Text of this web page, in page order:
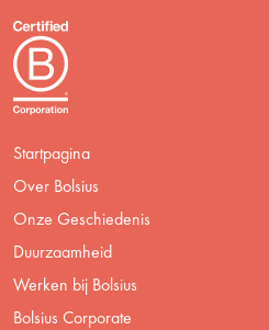
Startpagina
Over Bolsius
Onze Geschiedenis
Duurzaamheid
Werken bij Bolsius
Bolsius Corporate